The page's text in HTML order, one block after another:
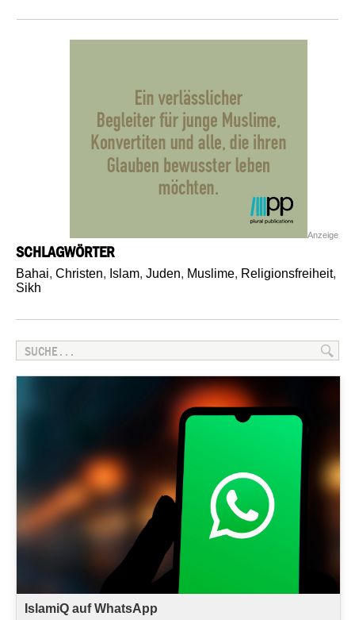
Anzeige
SCHLAGWÖRTER
Bahai, Christen, Islam, Juden, Muslime, Religionsfreiheit,
Sikh
IslamiQ auf WhatsApp